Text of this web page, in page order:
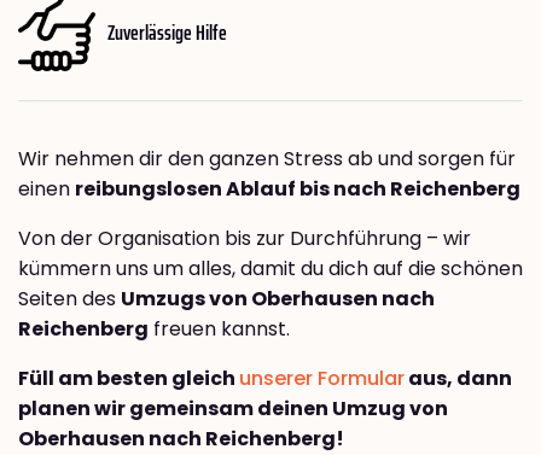
Zuverlässige Hilfe
Wir nehmen dir den ganzen Stress ab und sorgen für
einen reibungslosen Ablauf bis nach Reichenberg
Von der Organisation bis zur Durchführung – wir
kümmern uns um alles, damit du dich auf die schönen
Seiten des Umzugs von Oberhausen nach
Reichenberg freuen kannst.
Füll am besten gleich unserer Formularaus, dann
planen wir gemeinsam deinen Umzug von
Oberhausen nach Reichenberg!